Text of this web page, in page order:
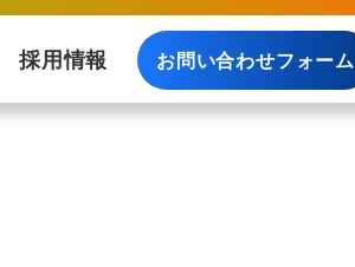
採用情報 お問い合わせフォーム